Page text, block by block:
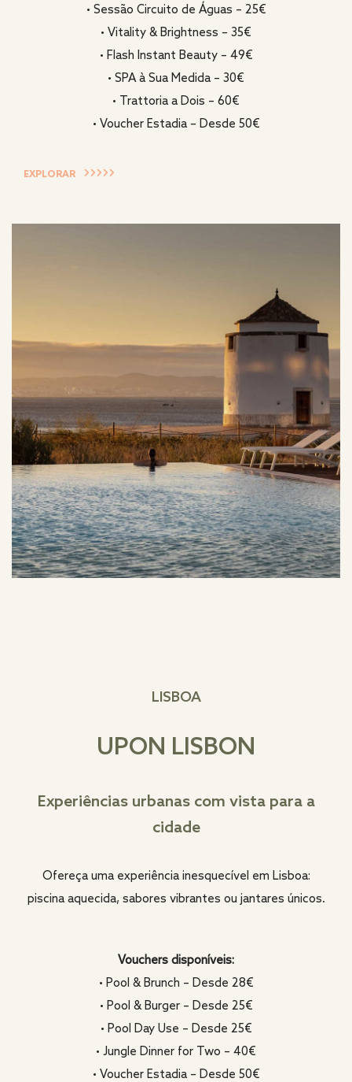
• Sessão Circuito de Águas – 25€
• Vitality & Brightness – 35€
• Flash Instant Beauty – 49€
• SPA à Sua Medida – 30€
• Trattoria a Dois – 60€
• Voucher Estadia – Desde 50€
EXPLORAR
LISBOA
UPON LISBON
Experiências urbanas com vista para a
cidade
Ofereça uma experiência inesquecível em Lisboa:
piscina aquecida, sabores vibrantes ou jantares únicos.
Vouchers disponíveis:
• Pool & Brunch – Desde 28€
• Pool & Burger – Desde 25€
• Pool Day Use – Desde 25€
• Jungle Dinner for Two – 40€
• Voucher Estadia – Desde 50€